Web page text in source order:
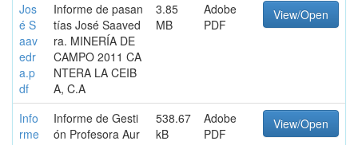
Jos
é S
aav
edr
a.p
df
Informe de pasan
tías José Saaved
ra. MINERÍA DE
CAMPO 2011 CA
NTERA LA CEIB
A, C.A
3.85
MB
Adobe
PDF
View/Open
Info
rme
Informe de Gesti
ón Profesora Aur
538.67
kB
Adobe
PDF
View/Open